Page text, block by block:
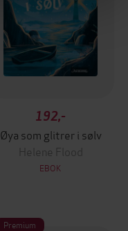
192,-
Øya som glitrer i sølv
Helene Flood
EBOK
Premium